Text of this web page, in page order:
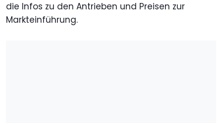
die Infos zu den Antrieben und Preisen zur
Markteinführung.